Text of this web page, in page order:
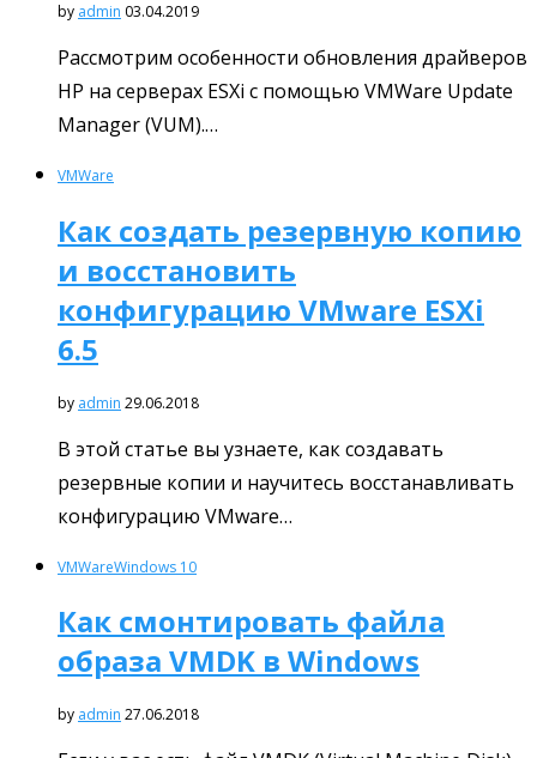
by admin 03.04.2019
Рассмотрим особенности обновления драйверов
HP на серверах ESXi с помощью VMWare Update
Manager (VUM).…
VMWare
Как создать резервную копию
и восстановить
конфигурацию VMware ESXi
6.5
by admin 29.06.2018
В этой статье вы узнаете, как создавать
резервные копии и научитесь восстанавливать
конфигурацию VMware…
VMWareWindows 10
Как смонтировать файла
образа VMDK в Windows
by admin 27.06.2018